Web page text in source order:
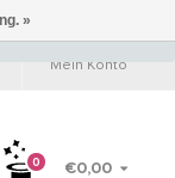
Mein Konto
0 €0,00
»